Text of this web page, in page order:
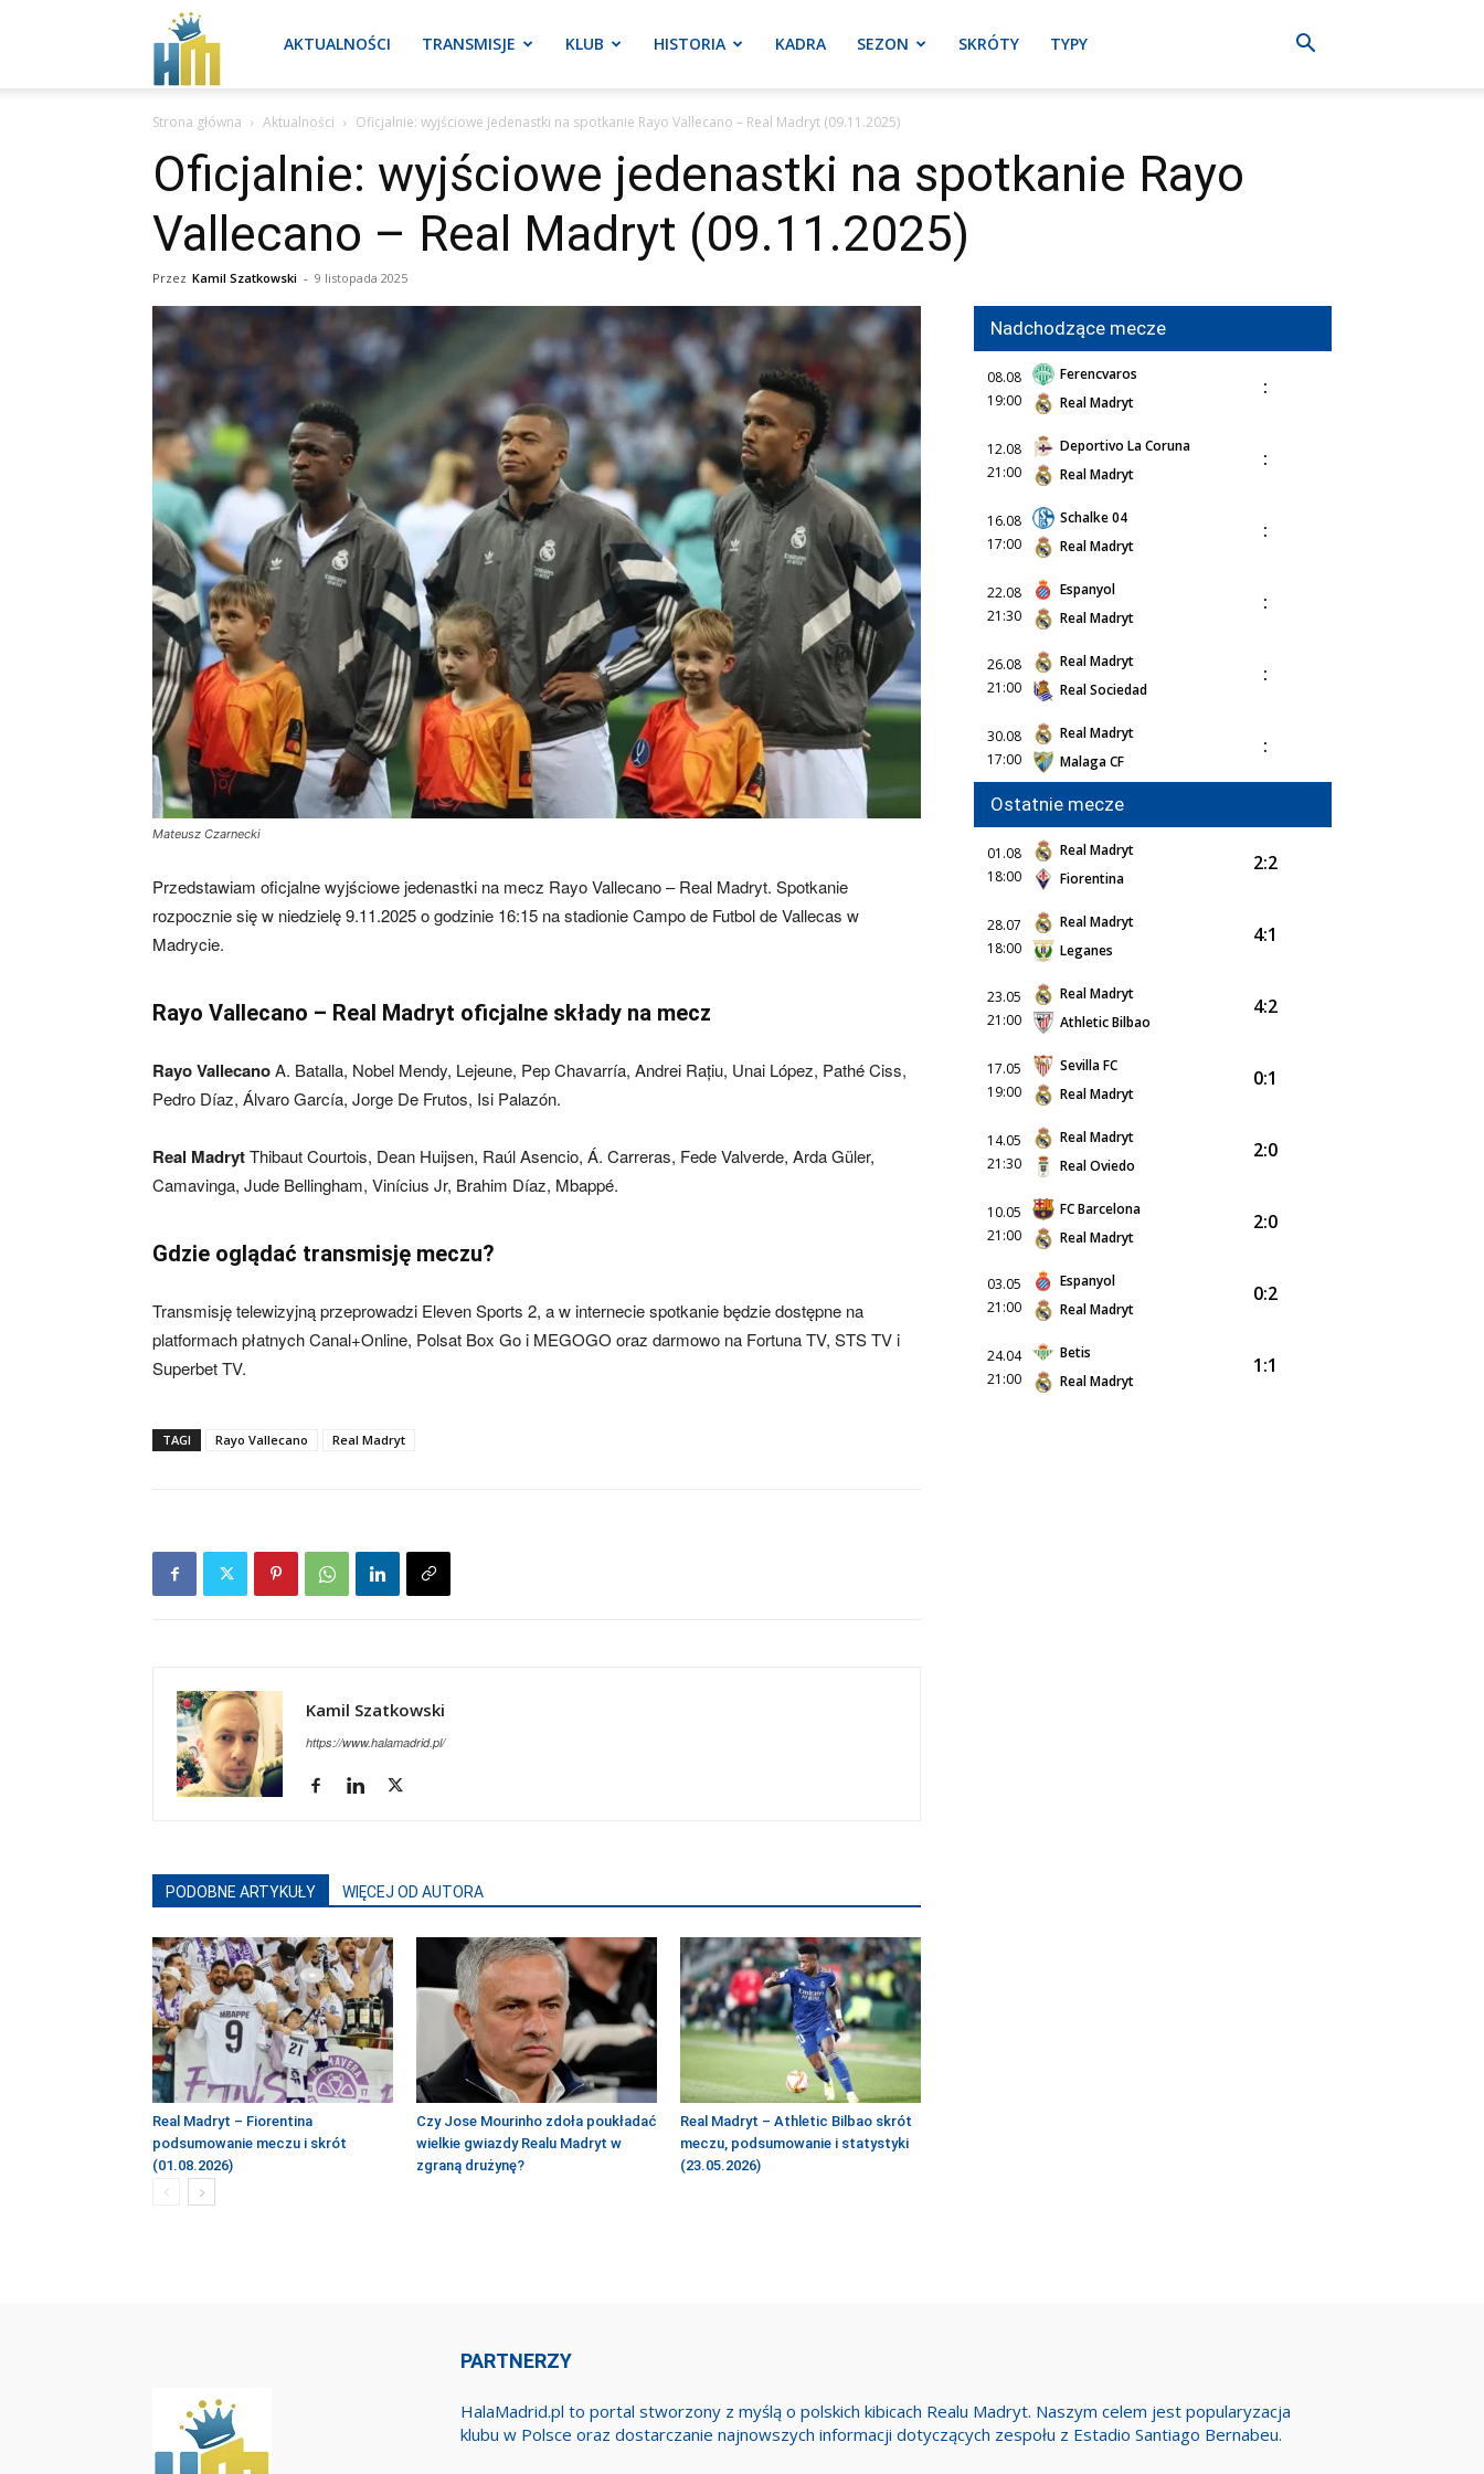
Real
Madryt
aktualności
AKTUALNOŚCI TRANSMISJE KLUB HISTORIA KADRA SEZON SKRÓTY TYPY
Strona główna Aktualności Oficjalnie: wyjściowe jedenastki na spotkanie Rayo Vallecano – Real Madryt (09.11.2025)
Oficjalnie: wyjściowe jedenastki na spotkanie Rayo
Vallecano – Real Madryt (09.11.2025)
Przez Kamil Szatkowski - 9 listopada 2025
Mateusz Czarnecki
Przedstawiam oficjalne wyjściowe jedenastki na mecz Rayo Vallecano – Real Madryt. Spotkanie
rozpocznie się w niedzielę 9.11.2025 o godzinie 16:15 na stadionie Campo de Futbol de Vallecas w
Madrycie.
Rayo Vallecano – Real Madryt oficjalne składy na mecz
Rayo VallecanoA. Batalla, Nobel Mendy, Lejeune, Pep Chavarría, Andrei Rațiu, Unai López, Pathé Ciss,
Pedro Díaz, Álvaro García, Jorge De Frutos, Isi Palazón.
Real MadrytThibaut Courtois, Dean Huijsen, Raúl Asencio, Á. Carreras, Fede Valverde, Arda Güler,
Camavinga, Jude Bellingham, Vinícius Jr, Brahim Díaz, Mbappé.
Gdzie oglądać transmisję meczu?
Transmisję telewizyjną przeprowadzi Eleven Sports 2, a w internecie spotkanie będzie dostępne na
platformach płatnych Canal+Online, Polsat Box Go i MEGOGO oraz darmowo na Fortuna TV, STS TV i
Superbet TV.
TAGI Rayo Vallecano Real Madryt
Kamil Szatkowski
https://www.halamadrid.pl/
PODOBNE ARTYKUŁY WIĘCEJ OD AUTORA
Real Madryt – Fiorentina
podsumowanie meczu i skrót
(01.08.2026)
Czy Jose Mourinho zdoła poukładać
wielkie gwiazdy Realu Madryt w
zgraną drużynę?
Real Madryt – Athletic Bilbao skrót
meczu, podsumowanie i statystyki
(23.05.2026)
Nadchodzące mecze
08.08
19:00
Ferencvaros
Real Madryt
:
12.08
21:00
Deportivo La Coruna
Real Madryt
:
16.08
17:00
Schalke 04
Real Madryt
:
22.08
21:30
Espanyol
Real Madryt
:
26.08
21:00
Real Madryt
Real Sociedad
:
30.08
17:00
Real Madryt
Malaga CF
:
Ostatnie mecze
01.08
18:00
Real Madryt
Fiorentina
2:2
28.07
18:00
Real Madryt
Leganes
4:1
23.05
21:00
Real Madryt
Athletic Bilbao
4:2
17.05
19:00
Sevilla FC
Real Madryt
0:1
14.05
21:30
Real Madryt
Real Oviedo
2:0
10.05
21:00
FC Barcelona
Real Madryt
2:0
03.05
21:00
Espanyol
Real Madryt
0:2
24.04
21:00
Betis
Real Madryt
1:1
PARTNERZY
HalaMadrid.pl to portal stworzony z myślą o polskich kibicach Realu Madryt. Naszym celem jest popularyzacja
klubu w Polsce oraz dostarczanie najnowszych informacji dotyczących zespołu z Estadio Santiago Bernabeu.